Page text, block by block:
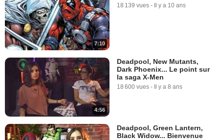
7:10
18 139 vues - Il y a 10 ans
4:56
Deadpool, New Mutants,
Dark Phoenix... Le point sur
la saga X-Men
18 600 vues - Il y a 8 ans
Deadpool, Green Lantern,
Black Widow... Bienvenue